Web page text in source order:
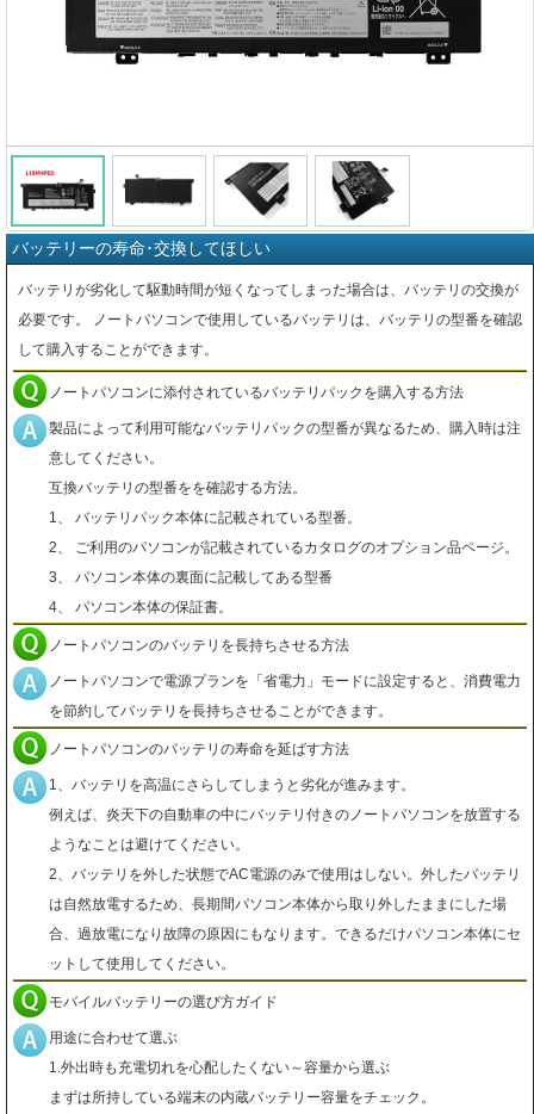
バッテリーの寿命･交換してほしい
バッテリが劣化して駆動時間が短くなってしまった場合は、バッテリの交換が
必要です。 ノートパソコンで使用しているバッテリは、バッテリの型番を確認
して購入することができます。
ノートパソコンに添付されているバッテリパックを購入する方法
製品によって利用可能なバッテリパックの型番が異なるため、購入時は注
意してください。
互換バッテリの型番をを確認する方法。
1、 バッテリパック本体に記載されている型番。
2、 ご利用のパソコンが記載されているカタログのオプション品ページ。
3、 パソコン本体の裏面に記載してある型番
4、 パソコン本体の保証書。
ノートパソコンのバッテリを長持ちさせる方法
ノートパソコンで電源プランを「省電力」モードに設定すると、消費電力
を節約してバッテリを長持ちさせることができます。
ノートパソコンのバッテリの寿命を延ばす方法
1、バッテリを高温にさらしてしまうと劣化が進みます。
例えば、炎天下の自動車の中にバッテリ付きのノートパソコンを放置する
ようなことは避けてください。
2、バッテリを外した状態でAC電源のみで使用はしない。外したバッテリ
は自然放電するため、長期間パソコン本体から取り外したままにした場
合、過放電になり故障の原因にもなります。できるだけパソコン本体にセ
ットして使用してください。
モバイルバッテリーの選び方ガイド
用途に合わせて選ぶ
1.外出時も充電切れを心配したくない～容量から選ぶ
まずは所持している端末の内蔵バッテリー容量をチェック。